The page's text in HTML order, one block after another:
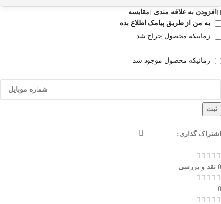
افزودن به علاقه مندی
مقایسه
به من از طریق پیامک اطلاع بده
زمانیکه محصول حراج شد
زمانیکه محصول موجود شد
ثبت
اشتراک گذاری:
0 نقد و بررسی
0